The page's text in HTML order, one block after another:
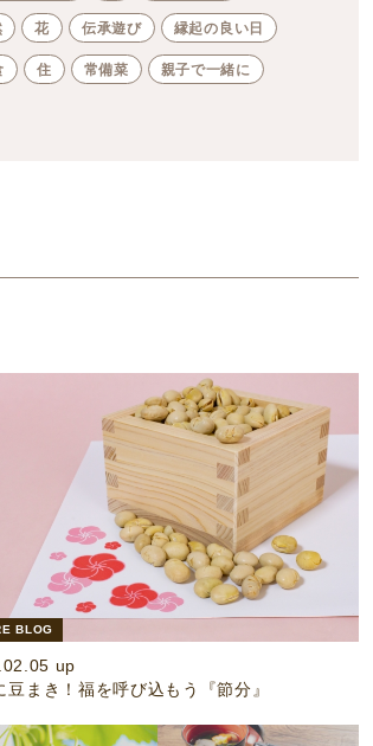
花 伝承遊び 縁起の良い日
住 常備菜 親子で一緒に
BLOG
up
豆まき！福を呼び込もう『節分』